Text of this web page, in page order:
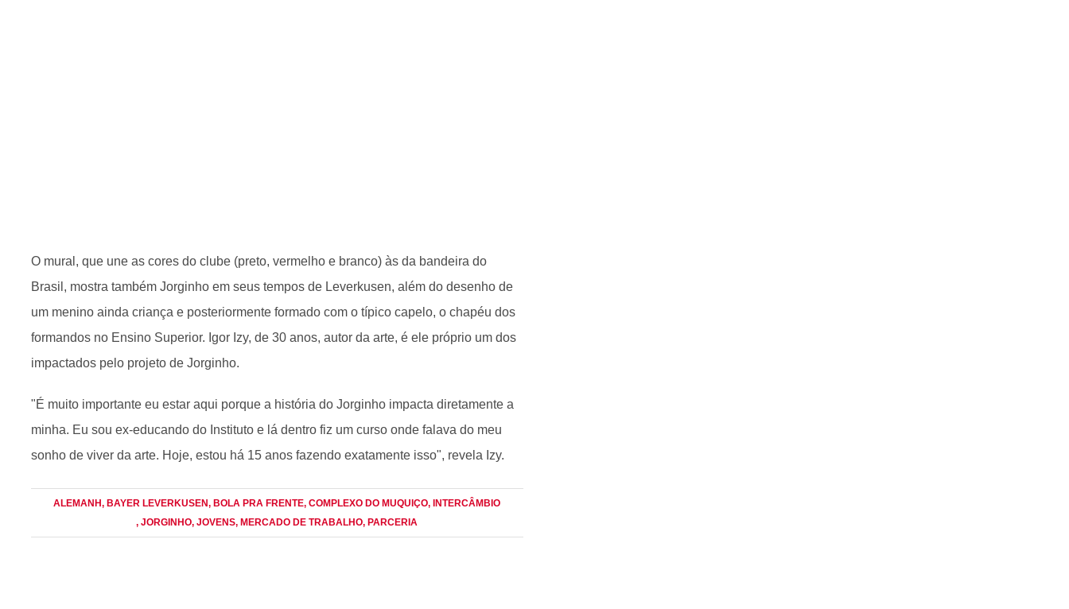
O mural, que une as cores do clube (preto, vermelho e branco) às da bandeira do
Brasil, mostra também Jorginho em seus tempos de Leverkusen, além do desenho de
um menino ainda criança e posteriormente formado com o típico capelo, o chapéu dos
formandos no Ensino Superior. Igor Izy, de 30 anos, autor da arte, é ele próprio um dos
impactados pelo projeto de Jorginho.
"É muito importante eu estar aqui porque a história do Jorginho impacta diretamente a
minha. Eu sou ex-educando do Instituto e lá dentro fiz um curso onde falava do meu
sonho de viver da arte. Hoje, estou há 15 anos fazendo exatamente isso", revela Izy.
ALEMANH, BAYER LEVERKUSEN, BOLA PRA FRENTE, COMPLEXO DO MUQUIÇO, INTERCÂMBIO
, JORGINHO, JOVENS, MERCADO DE TRABALHO, PARCERIA